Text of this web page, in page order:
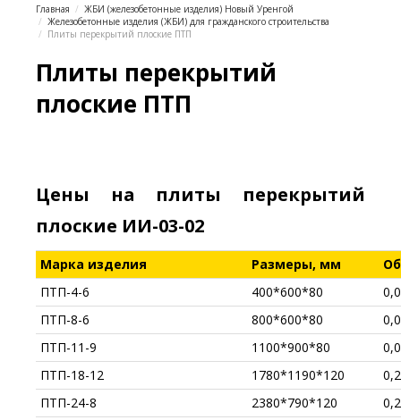
Главная
ЖБИ (железобетонные изделия) Новый Уренгой
Железобетонные изделия (ЖБИ) для гражданского строительства
Плиты перекрытий плоские ПТП
Плиты перекрытий
плоские ПТП
Цены на плиты перекрытий
плоские ИИ-03-02
Марка изделия Размеры, мм
ПТП-4-6
400*600*80
ПТП-8-6
800*600*80
ПТП-11-9
1100*900*80
ПТП-18-12
1780*1190*120
ПТП-24-8
2380*790*120